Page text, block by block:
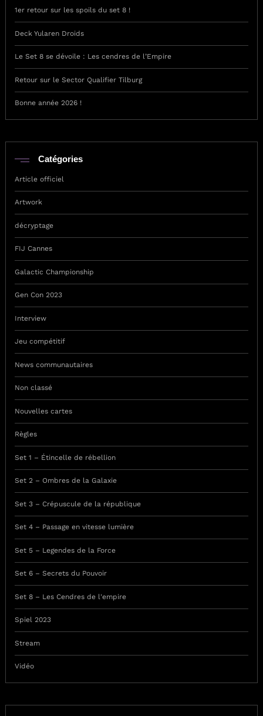
1er retour sur les spoils du set 8 !
Deck Yularen Droids
Le Set 8 se dévoile : Les cendres de l’Empire
Retour sur le Sector Qualifier Tilburg
Bonne année 2026 !
Catégories
Article officiel
Artwork
décryptage
FIJ Cannes
Galactic Championship
Gen Con 2023
Interview
Jeu compétitif
News communautaires
Non classé
Nouvelles cartes
Règles
Set 1 – Étincelle de rébellion
Set 2 – Ombres de la Galaxie
Set 3 – Crépuscule de la république
Set 4 – Passage en vitesse lumière
Set 5 – Legendes de la Force
Set 6 – Secrets du Pouvoir
Set 8 – Les Cendres de l'empire
Spiel 2023
Stream
Vidéo